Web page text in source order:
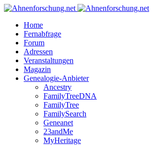
Home
Fernabfrage
Forum
Adressen
Veranstaltungen
Magazin
Genealogie-Anbieter
Ancestry
FamilyTreeDNA
FamilyTree
FamilySearch
Geneanet
23andMe
MyHeritage